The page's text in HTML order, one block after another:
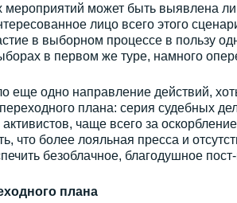
мероприятий может быть выявлена
лицо всего этого
в выборном процессе в пользу
в первом же туре, намного
еще одно направление действий,
плана: серия судебных
активистов, чаще всего за
что более лояльная пресса и
безоблачное, благодушное
плана